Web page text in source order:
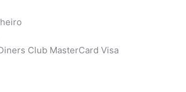
Club MasterCard Visa